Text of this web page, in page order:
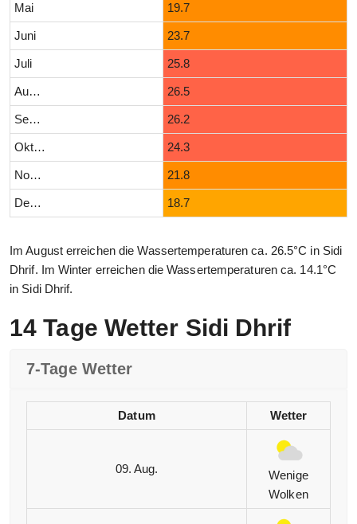
Mai 19.7
Juni 23.7
Juli 25.8
August 26.5
September 26.2
Oktober 24.3
November 21.8
Dezember 18.7
Im August erreichen die Wassertemperaturen ca. 26.5°C in Sidi
Dhrif. Im Winter erreichen die Wassertemperaturen ca. 14.1°C
in Sidi Dhrif.
14 Tage Wetter Sidi Dhrif
7-Tage Wetter
Datum Wetter
09. Aug.
Wenige
Wolken